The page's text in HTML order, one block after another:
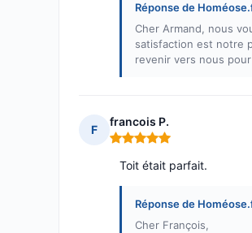
Réponse de
Cher Armand, nous
satisfaction est notre
revenir vers nous
F
francois P.
Note : 5 sur 5
Toit était parfait.
Réponse de
Cher François,